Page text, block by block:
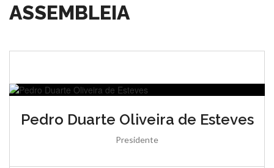
ASSEMBLEIA
Pedro Duarte Oliveira de Esteves
Presidente